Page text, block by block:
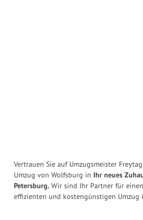
Vertrauen Sie auf Umzugsmeister
Umzug von Wolfsburg in Ihr neues
Petersburg. Wir sind Ihr Partner für
effizienten und kostengünstigen Umzug